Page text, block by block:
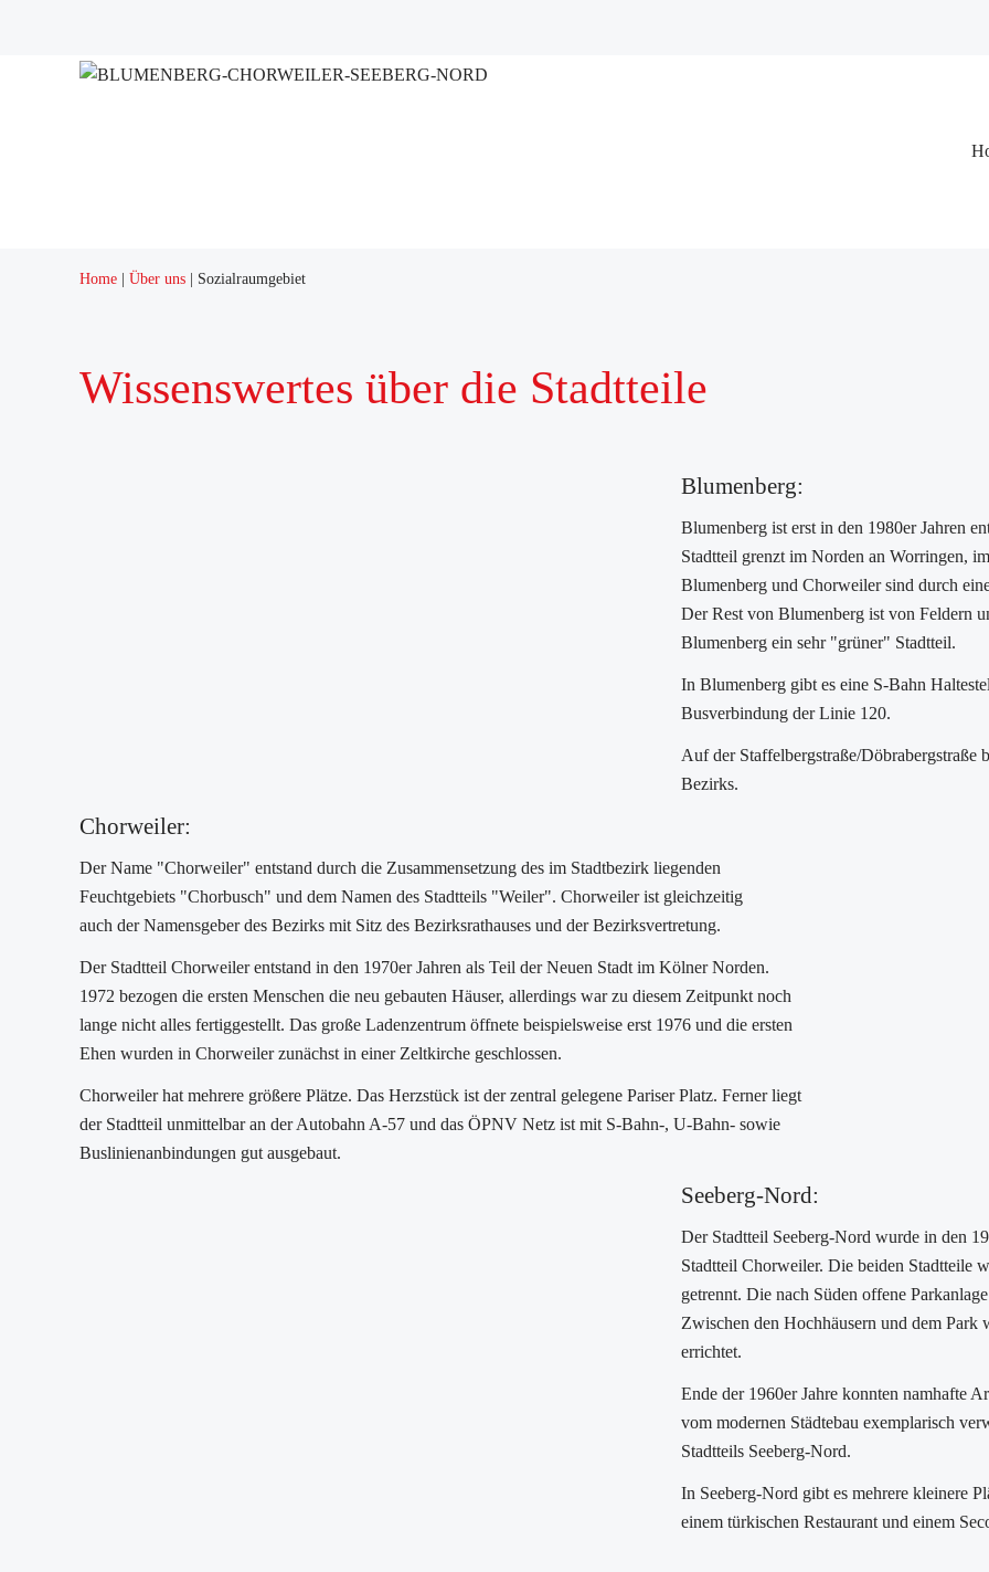
Home Über uns Sozialraumgebiet
Wissenswertes über die Stadtteile
Blumenberg:
Blumenberg ist erst in den 1980er Jahren
Stadtteil grenzt im Norden an Worringen,
Blumenberg und Chorweiler sind durch
Der Rest von Blumenberg ist von Feldern
Blumenberg ein sehr "grüner" Stadtteil.
In Blumenberg gibt es eine S-Bahn
Busverbindung der Linie 120.
Auf der Staffelbergstraße/Döbrabergstraße
Bezirks.
Chorweiler:
Der Name "Chorweiler" entstand durch die Zusammensetzung des im Stadtbezirk liegenden
Feuchtgebiets "Chorbusch" und dem Namen des Stadtteils "Weiler". Chorweiler ist gleichzeitig
auch der Namensgeber des Bezirks mit Sitz des Bezirksrathauses und der Bezirksvertretung.
Der Stadtteil Chorweiler entstand in den 1970er Jahren als Teil der Neuen Stadt im Kölner Norden.
1972 bezogen die ersten Menschen die neu gebauten Häuser, allerdings war zu diesem Zeitpunkt noch
lange nicht alles fertiggestellt. Das große Ladenzentrum öffnete beispielsweise erst 1976 und die ersten
Ehen wurden in Chorweiler zunächst in einer Zeltkirche geschlossen.
Chorweiler hat mehrere größere Plätze. Das Herzstück ist der zentral gelegene Pariser Platz. Ferner liegt
der Stadtteil unmittelbar an der Autobahn A-57 und das ÖPNV Netz ist mit S-Bahn-, U-Bahn- sowie
Buslinienanbindungen gut ausgebaut.
Seeberg-Nord:
Der Stadtteil Seeberg-Nord wurde in den
Stadtteil Chorweiler. Die beiden Stadtteile
getrennt. Die nach Süden offene
Zwischen den Hochhäusern und dem
errichtet.
Ende der 1960er Jahre konnten namhafte
vom modernen Städtebau exemplarisch
Stadtteils Seeberg-Nord.
In Seeberg-Nord gibt es mehrere kleinere
einem türkischen Restaurant und einem